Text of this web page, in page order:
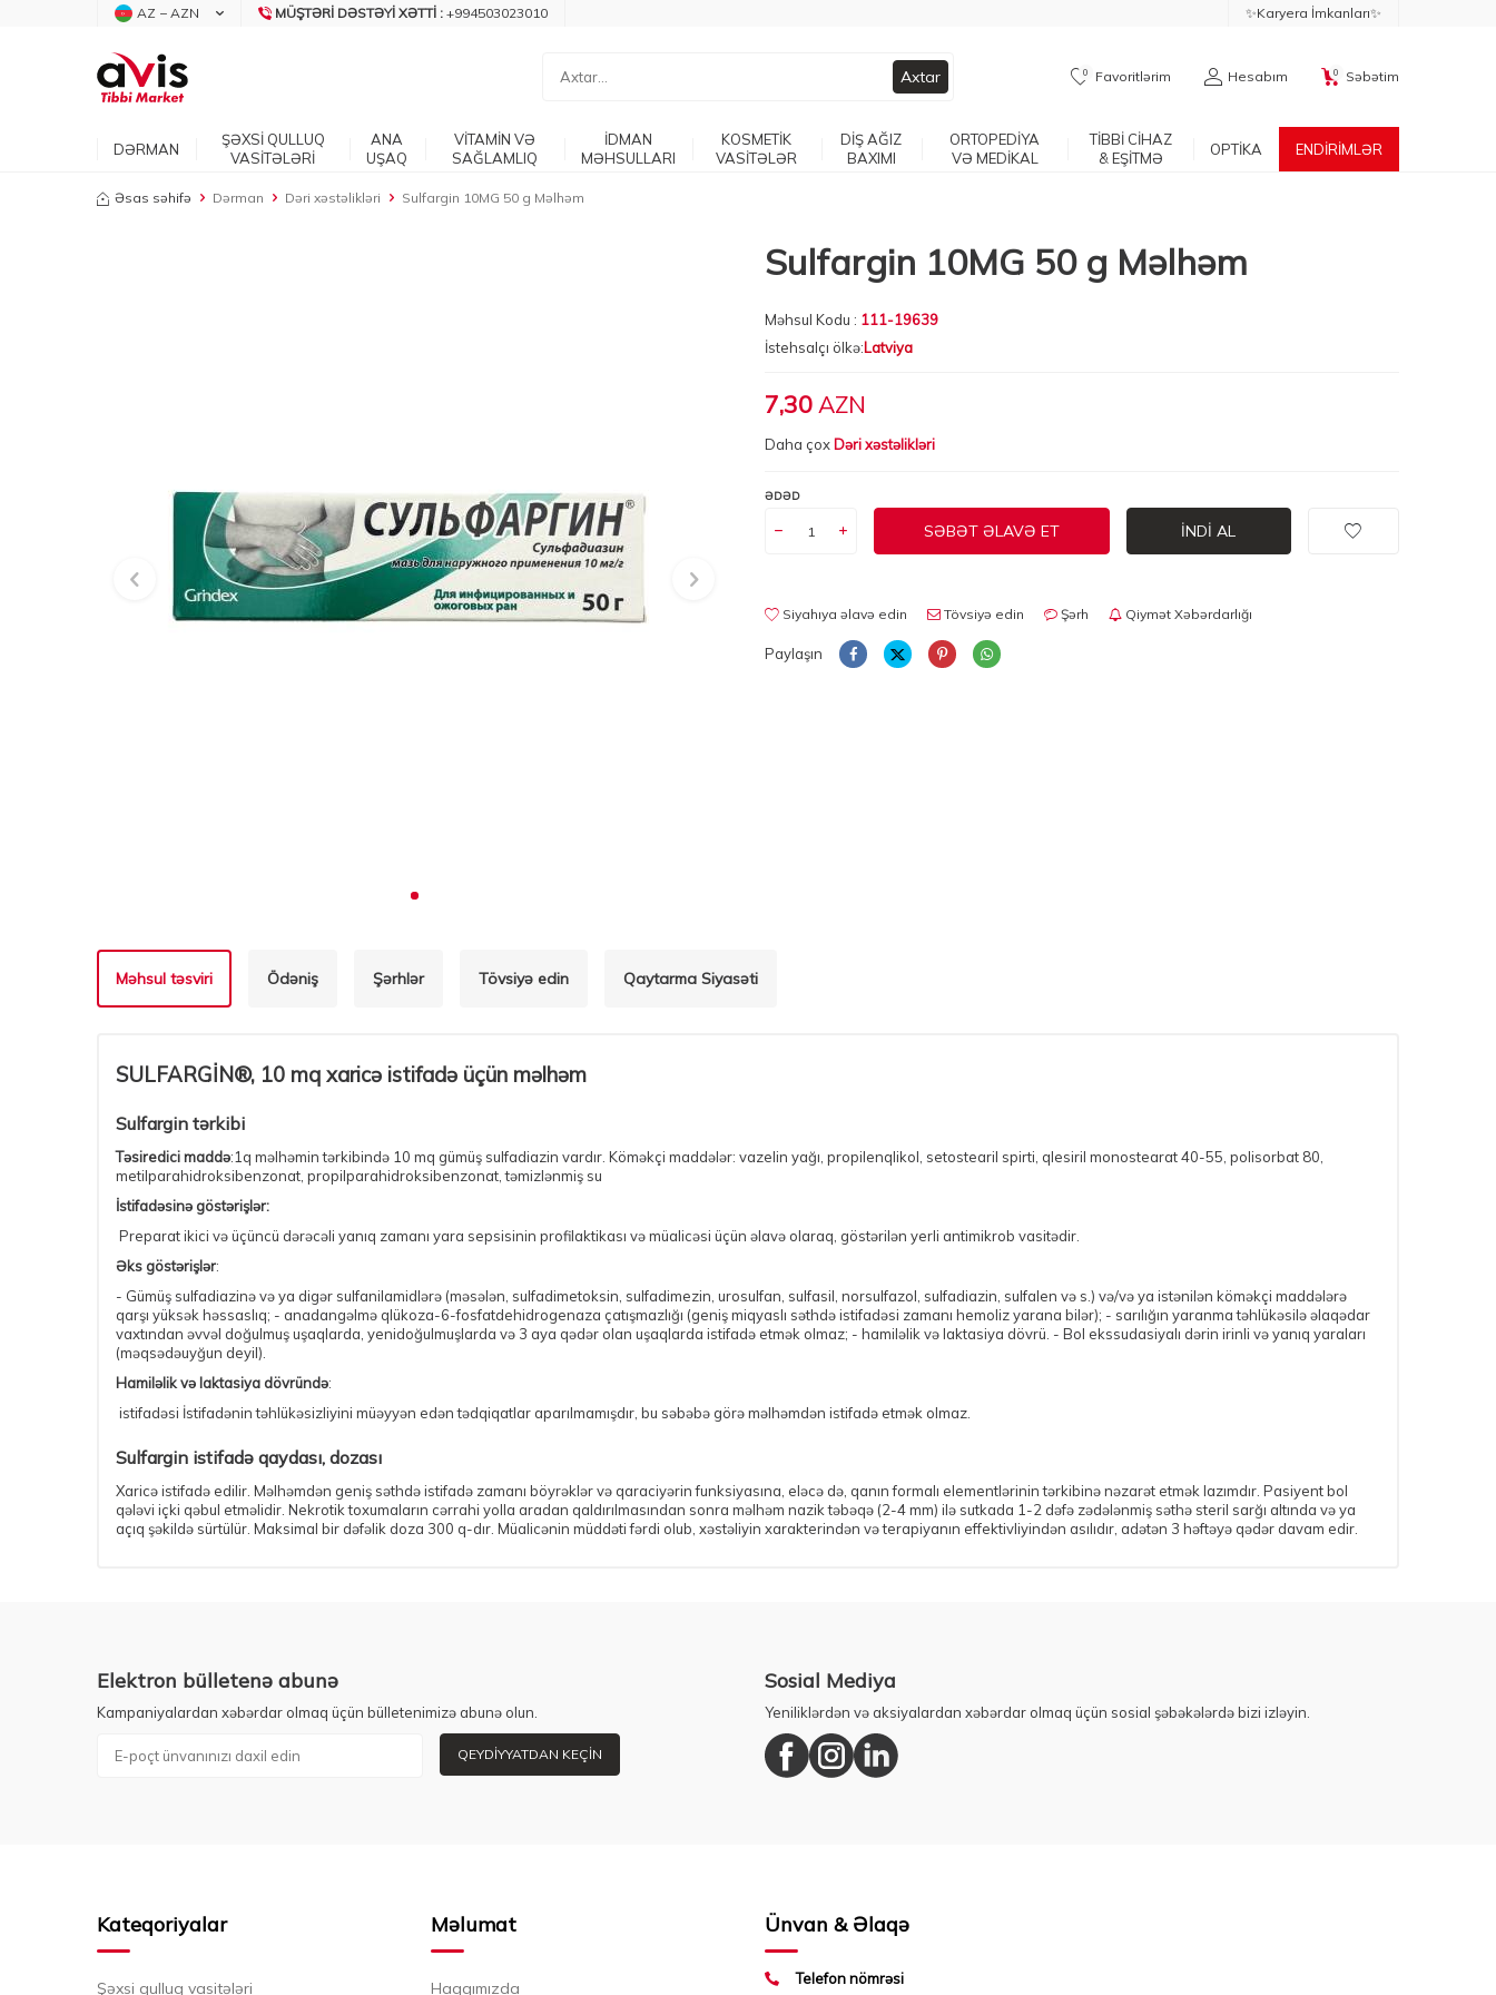
AZ − AZN MÜŞTƏRI DƏSTƏYI XƏTTI : +994503023010 ✨Karyera İmkanları✨
Axtar 0 Favoritlərim Hesabım 0 Səbətim
DƏRMAN
ŞƏXSİ QULLUQ
VASİTƏLƏRİ
ANA
UŞAQ
VİTAMİN VƏ
SAĞLAMLIQ
İDMAN
MƏHSULLARI
KOSMETİK
VASİTƏLƏR
DİŞ AĞIZ
BAXIMI
ORTOPEDİYA
VƏ MEDİKAL
TİBBİ CİHAZ
& EŞİTMƏ
OPTİKA ENDİRİMLƏR
Əsas səhifə Dərman Dəri xəstəlikləri Sulfargin 10MG 50 g Məlhəm
Sulfargin 10MG 50 g Məlhəm
Məhsul Kodu : 111-19639
İstehsalçı ölkə:Latviya
7,30 AZN
Daha çox Dəri xəstəlikləri
ƏDƏD
SƏBƏT ƏLAVƏ ET İNDI AL
Siyahıya əlavə edin Tövsiyə edin Şərh Qiymət Xəbərdarlığı
Paylaşın
Məhsul təsviri Ödəniş Şərhlər Tövsiyə edin Qaytarma Siyasəti
SULFARGİN®, 10 mq xaricə istifadə üçün məlhəm
Sulfargin tərkibi
Təsiredici maddə:1q məlhəmin tərkibində 10 mq gümüş sulfadiazin vardır. Köməkçi maddələr: vazelin yağı, propilenqlikol, setostearil spirti, qlesiril monostearat 40-55, polisorbat 80,
metilparahidroksibenzonat, propilparahidroksibenzonat, təmizlənmiş su
İstifadəsinə göstərişlər:
Preparat ikici və üçüncü dərəcəli yanıq zamanı yara sepsisinin profilaktikası və müalicəsi üçün əlavə olaraq, göstərilən yerli antimikrob vasitədir.
Əks göstərişlər:
- Gümüş sulfadiazinə və ya digər sulfanilamidlərə (məsələn, sulfadimetoksin, sulfadimezin, urosulfan, sulfasil, norsulfazol, sulfadiazin, sulfalen və s.) və/və ya istənilən köməkçi maddələrə
qarşı yüksək həssaslıq; - anadangəlmə qlükoza-6-fosfatdehidrogenaza çatışmazlığı (geniş miqyaslı səthdə istifadəsi zamanı hemoliz yarana bilər); - sarılığın yaranma təhlükəsilə əlaqədar
vaxtından əvvəl doğulmuş uşaqlarda, yenidoğulmuşlarda və 3 aya qədər olan uşaqlarda istifadə etmək olmaz; - hamiləlik və laktasiya dövrü. - Bol ekssudasiyalı dərin irinli və yanıq yaraları
(məqsədəuyğun deyil).
Hamiləlik və laktasiya dövründə:
istifadəsi İstifadənin təhlükəsizliyini müəyyən edən tədqiqatlar aparılmamışdır, bu səbəbə görə məlhəmdən istifadə etmək olmaz.
Sulfargin istifadə qaydası, dozası
Xaricə istifadə edilir. Məlhəmdən geniş səthdə istifadə zamanı böyrəklər və qaraciyərin funksiyasına, eləcə də, qanın formalı elementlərinin tərkibinə nəzarət etmək lazımdır. Pasiyent bol
qələvi içki qəbul etməlidir. Nekrotik toxumaların cərrahi yolla aradan qaldırılmasından sonra məlhəm nazik təbəqə (2-4 mm) ilə sutkada 1-2 dəfə zədələnmiş səthə steril sarğı altında və ya
açıq şəkildə sürtülür. Maksimal bir dəfəlik doza 300 q-dır. Müalicənin müddəti fərdi olub, xəstəliyin xarakterindən və terapiyanın effektivliyindən asılıdır, adətən 3 həftəyə qədər davam edir.
Elektron bülletenə abunə
Kampaniyalardan xəbərdar olmaq üçün bülletenimizə abunə olun.
QEYDIYYATDAN KEÇIN
Sosial Mediya
Yeniliklərdən və aksiyalardan xəbərdar olmaq üçün sosial şəbəkələrdə bizi izləyin.
Kateqoriyalar
Şəxsi qulluq vasitələri
Məlumat
Haqqımızda
Ünvan & Əlaqə
Telefon nömrəsi